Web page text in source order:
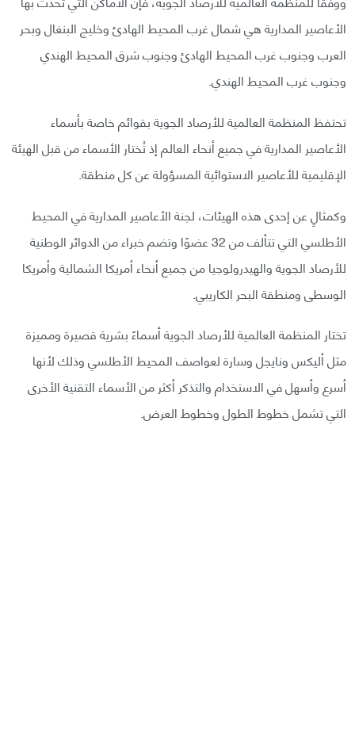
الأعاصير المدارية هي شمال غرب المحيط الهادئ وخليج البنغال وبحر
العرب وجنوب غرب المحيط الهادئ وجنوب شرق المحيط الهندي
وجنوب غرب المحيط الهندي.
تحتفظ المنظمة العالمية للأرصاد الجوية بقوائم خاصة بأسماء
الأعاصير المدارية في جميع أنحاء العالم إذ تُختار الأسماء من قبل الهيئة
الإقليمية للأعاصير الاستوائية المسؤولة عن كل منطقة.
وكمثالٍ عن إحدى هذه الهيئات، لجنة الأعاصير المدارية في المحيط
الأطلسي التي تتألف من 32 عضوًا وتضم خبراء من الدوائر الوطنية
للأرصاد الجوية والهيدرولوجيا من جميع أنحاء أمريكا الشمالية وأمريكا
الوسطى ومنطقة البحر الكاريبي.
تختار المنظمة العالمية للأرصاد الجوية أسماءً بشرية قصيرة ومميزة
مثل أليكس ونايجل وسارة لعواصف المحيط الأطلسي وذلك لأنها
أسرع وأسهل في الاستخدام والتذكر أكثر من الأسماء التقنية الأخرى
التي تشمل خطوط الطول وخطوط العرض.